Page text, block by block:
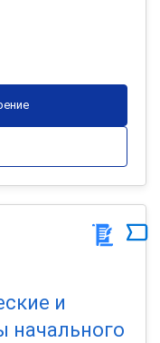
и
начального